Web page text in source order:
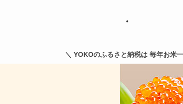
＼ YOKOのふるさと納税は 毎年お米